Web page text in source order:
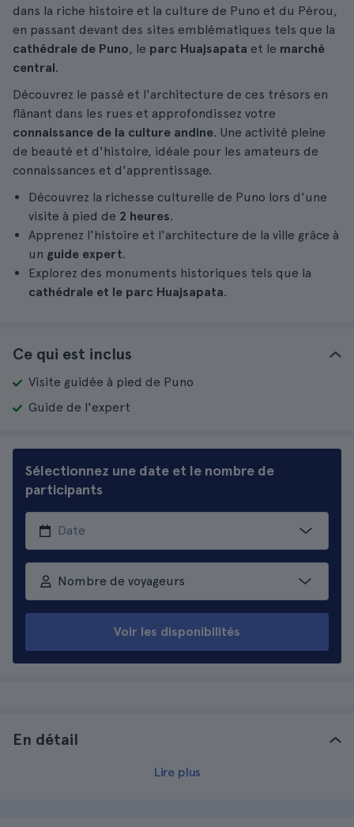
dans la riche histoire et la culture de Puno et du Pérou,
en passant devant des sites emblématiques tels que la
cathédrale de Puno, le parc Huajsapata et le marché
central.
Découvrez le passé et l'architecture de ces trésors en
flânant dans les rues et approfondissez votre
connaissance de la culture andine. Une activité pleine
de beauté et d'histoire, idéale pour les amateurs de
connaissances et d'apprentissage.
Découvrez la richesse culturelle de Puno lors d'une
visite à pied de 2 heures.
Apprenez l'histoire et l'architecture de la ville grâce à
un guide expert.
Explorez des monuments historiques tels que la
cathédrale et le parc Huajsapata.
Ce qui est inclus
Visite guidée à pied de Puno
Guide de l'expert
Sélectionnez une date et le nombre de
participants
Nombre de voyageurs
Voir les disponibilités
En détail
Lire plus